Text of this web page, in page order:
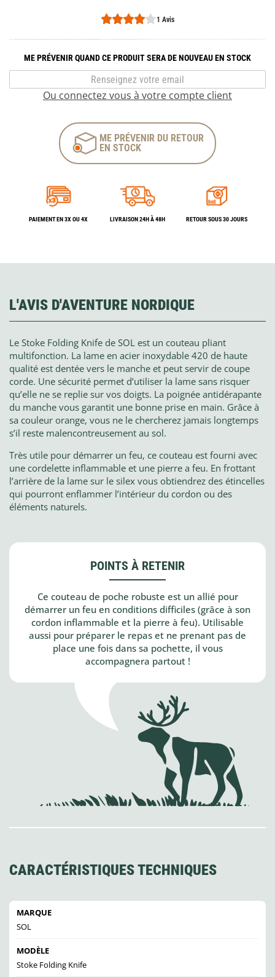
1 Avis
ME PRÉVENIR QUAND CE PRODUIT SERA DE NOUVEAU EN STOCK
Ou connectez vous à votre compte client
ME PRÉVENIR DU RETOUR
EN STOCK
PAIEMENT EN 3X OU 4X LIVRAISON 24H À 48H RETOUR SOUS 30 JOURS
L'AVIS D'AVENTURE NORDIQUE
Le Stoke Folding Knife de SOL est un couteau pliant
multifonction. La lame en acier inoxydable 420 de haute
qualité est dentée vers le manche et peut servir de coupe
corde. Une sécurité permet d’utiliser la lame sans risquer
qu’elle ne se replie sur vos doigts. La poignée antidérapante
du manche vous garantit une bonne prise en main. Grâce à
sa couleur orange, vous ne le chercherez jamais longtemps
s’il reste malencontreusement au sol.
Très utile pour démarrer un feu, ce couteau est fourni avec
une cordelette inflammable et une pierre a feu. En frottant
l’arrière de la lame sur le silex vous obtiendrez des étincelles
qui pourront enflammer l’intérieur du cordon ou des
éléments naturels.
POINTS À RETENIR
Ce couteau de poche robuste est un allié pour
démarrer un feu en conditions difficiles (grâce à son
cordon inflammable et la pierre à feu). Utilisable
aussi pour préparer le repas et ne prenant pas de
place une fois dans sa pochette, il vous
accompagnera partout !
CARACTÉRISTIQUES TECHNIQUES
MARQUE
SOL
MODÈLE
Stoke Folding Knife